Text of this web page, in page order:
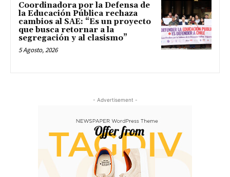
Coordinadora por la Defensa de
la Educación Pública rechaza
cambios al SAE: “Es un proyecto
que busca retornar a la
segregación y al clasismo”
5 Agosto, 2026
- Advertisement -